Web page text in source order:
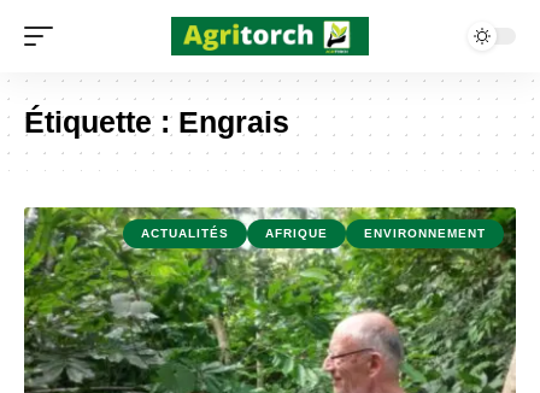
Étiquette : Engrais
ACTUALITÉS AFRIQUE ENVIRONNEMENT